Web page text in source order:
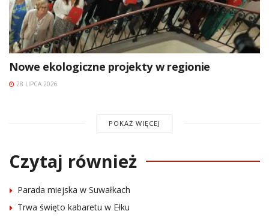
Nowe ekologiczne projekty w regionie
28 LIPCA 2026
POKAŻ WIĘCEJ
Czytaj również
Parada miejska w Suwałkach
Trwa święto kabaretu w Ełku